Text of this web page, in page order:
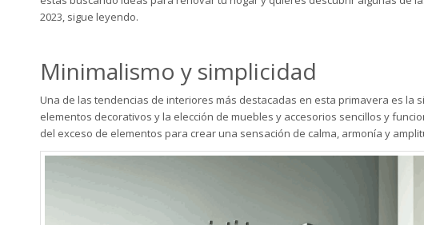
2023, sigue leyendo.
Minimalismo y simplicidad
Una de las tendencias de interiores más destacadas en esta primavera es la
elementos decorativos y la elección de muebles y accesorios sencillos y
del exceso de elementos para crear una sensación de calma, armonía y